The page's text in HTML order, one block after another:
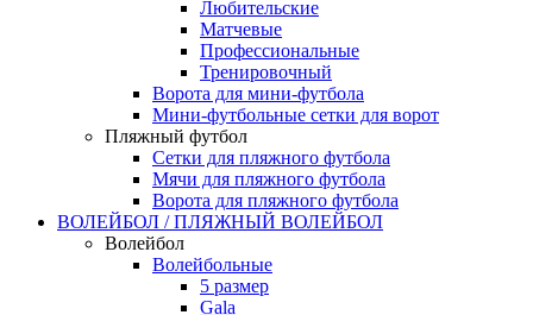
Любительские
Матчевые
Профессиональные
Тренировочный
Ворота для мини-футбола
Мини-футбольные сетки для ворот
Пляжный футбол
Сетки для пляжного футбола
Мячи для пляжного футбола
Ворота для пляжного футбола
ВОЛЕЙБОЛ / ПЛЯЖНЫЙ ВОЛЕЙБОЛ
Волейбол
Волейбольные
5 размер
Gala